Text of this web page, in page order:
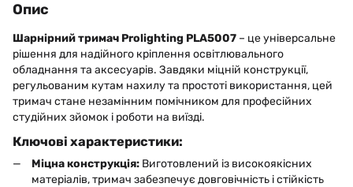
Опис
Шарнірний тримач Prolighting PLA5007 – це універсальне
рішення для надійного кріплення освітлювального
обладнання та аксесуарів. Завдяки міцній конструкції,
регульованим кутам нахилу та простоті використання, цей
тримач стане незамінним помічником для професійних
студійних зйомок і роботи на виїзді.
Ключові характеристики:
Міцна конструкція: Виготовлений із високоякісних
матеріалів, тримач забезпечує довговічність і стійкість